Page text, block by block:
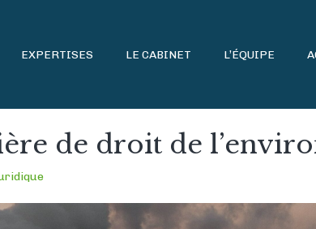
EXPERTISES LE CABINET L’ÉQUIPE
de droit de